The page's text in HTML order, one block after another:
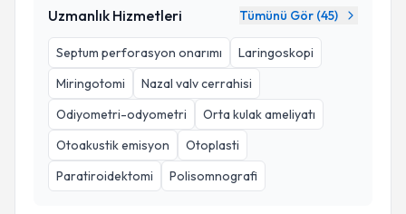
Uzmanlık Hizmetleri Tümünü Gör (45)
Septum perforasyon onarımı
Laringoskopi
Miringotomi
Nazal valv cerrahisi
Odiyometri-odyometri
Orta kulak ameliyatı
Otoakustik emisyon
Otoplasti
Paratiroidektomi
Polisomnografi